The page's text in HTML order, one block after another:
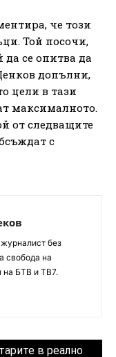
че този
Той посочи,
се опитва да
допълни,
цели в тази
максималното.
от следващите
с
без
свобода на
на БТВ и ТВ7.
в реално